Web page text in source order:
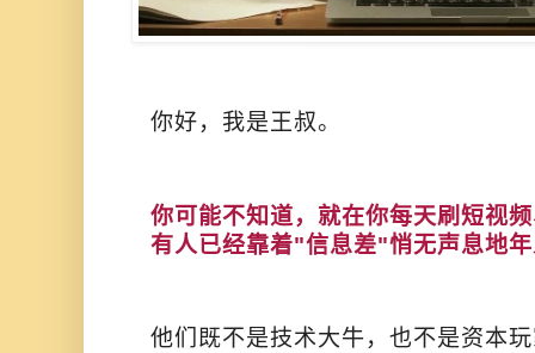
你好，我是王叔。
你可能不知道，就在你每天刷短视
有人已经靠着"信息差"悄无声息地
他们既不是技术大牛，也不是资本